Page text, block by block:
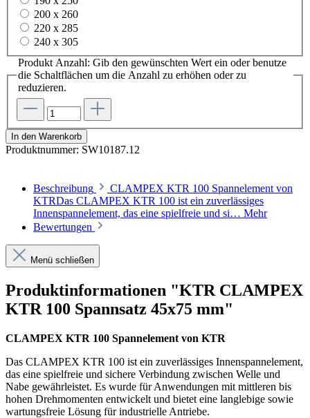
200 x 260
220 x 285
240 x 305
Produkt Anzahl: Gib den gewünschten Wert ein oder benutze
die Schaltflächen um die Anzahl zu erhöhen oder zu
reduzieren.
In den Warenkorb
Produktnummer: SW10187.12
Beschreibung
CLAMPEX KTR 100 Spannelement von
KTRDas CLAMPEX KTR 100 ist ein zuverlässiges
Innenspannelement, das eine spielfreie und si… Mehr
Bewertungen
Menü schließen
Produktinformationen "KTR CLAMPEX
KTR 100 Spannsatz 45x75 mm"
CLAMPEX KTR 100 Spannelement von KTR
Das CLAMPEX KTR 100 ist ein zuverlässiges Innenspannelement,
das eine spielfreie und sichere Verbindung zwischen Welle und
Nabe gewährleistet. Es wurde für Anwendungen mit mittleren bis
hohen Drehmomenten entwickelt und bietet eine langlebige sowie
wartungsfreie Lösung für industrielle Antriebe.